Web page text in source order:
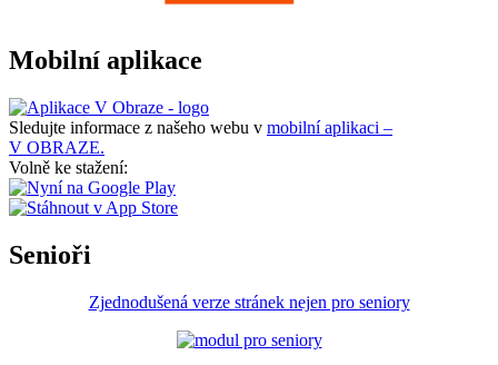
Mobilní aplikace
Sledujte informace z našeho webu v mobilní aplikaci –
V OBRAZE.
Volně ke stažení:
Senioři
Zjednodušená verze stránek nejen pro seniory